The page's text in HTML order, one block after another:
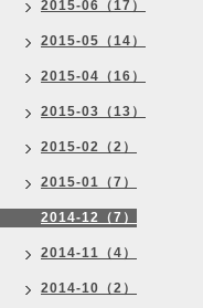
2015-06（17）
2015-05（14）
2015-04（16）
2015-03（13）
2015-02（2）
2015-01（7）
2014-12（7）
2014-11（4）
2014-10（2）